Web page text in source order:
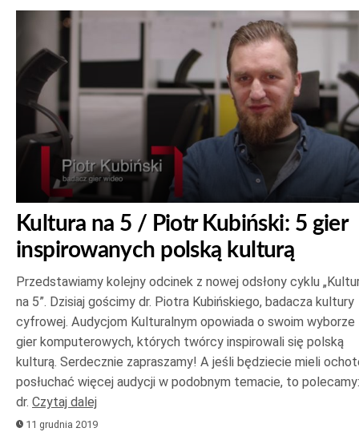
Kultura na 5 / Piotr Kubiński: 5 gier
inspirowanych polską kulturą
Przedstawiamy kolejny odcinek z nowej odsłony cyklu
na 5”. Dzisiaj gościmy dr. Piotra Kubińskiego, badacza kultury
cyfrowej. Audycjom Kulturalnym opowiada o swoim wyborze
gier komputerowych, których twórcy inspirowali się polską
kulturą. Serdecznie zapraszamy! A jeśli będziecie mieli
posłuchać więcej audycji w podobnym temacie, to polecamy:
dr. Czytaj dalej
11 grudnia 2019